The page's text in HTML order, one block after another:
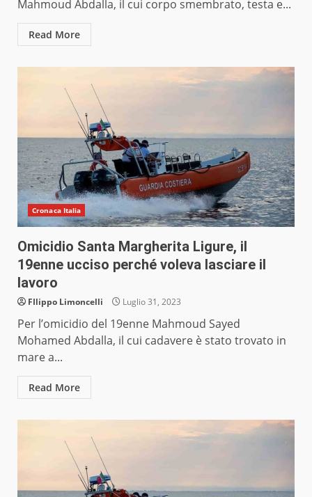
Mahmoud Abdalla, il cui corpo smembrato, testa e...
Read More
Cronaca Italia
Omicidio Santa Margherita Ligure, il
19enne ucciso perché voleva lasciare il
lavoro
FIlippo Limoncelli Luglio 31, 2023
Per l’omicidio del 19enne Mahmoud Sayed
Mohamed Abdalla, il cui cadavere è stato trovato in
mare a...
Read More